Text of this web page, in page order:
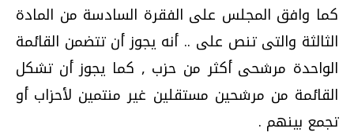
كما وافق المجلس على الفقرة السادسة من المادة
الثالثة والتى تنص على .. أنه يجوز أن تتضمن القائمة
الواحدة مرشحى أكثر من حزب , كما يجوز أن تشكل
القائمة من مرشحين مستقلين غير منتمين لأحزاب أو
تجمع بينهم .